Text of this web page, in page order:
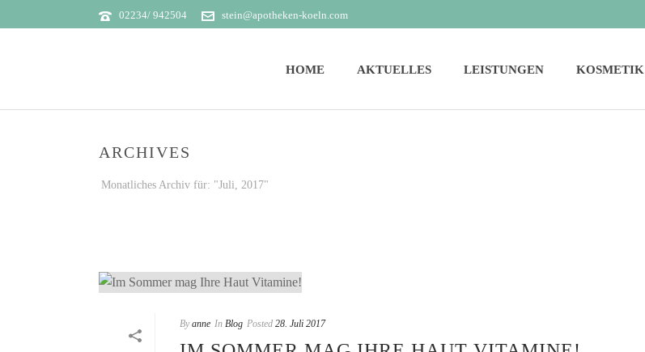
02234/ 942504 stein@apotheken-koeln.com
HOME AKTUELLES LEISTUNGEN KOSMETIK
ARCHIVES
Monatliches Archiv für: "Juli, 2017"
By anne In Blog Posted 28. Juli 2017